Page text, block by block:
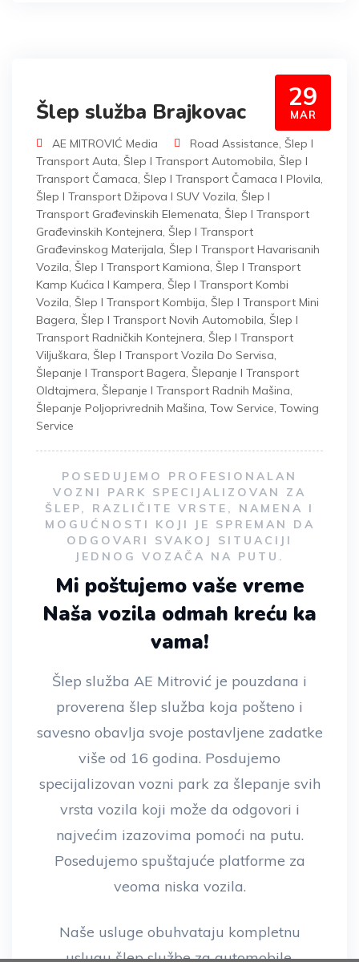
29
MAR
Šlep služba Brajkovac
AE MITROVIĆ Media Road Assistance, Šlep I
Transport Auta, Šlep I Transport Automobila, Šlep I
Transport Čamaca, Šlep I Transport Čamaca I Plovila,
Šlep I Transport Džipova I SUV Vozila, Šlep I
Transport Građevinskih Elemenata, Šlep I Transport
Građevinskih Kontejnera, Šlep I Transport
Građevinskog Materijala, Šlep I Transport Havarisanih
Vozila, Šlep I Transport Kamiona, Šlep I Transport
Kamp Kućica I Kampera, Šlep I Transport Kombi
Vozila, Šlep I Transport Kombija, Šlep I Transport Mini
Bagera, Šlep I Transport Novih Automobila, Šlep I
Transport Radničkih Kontejnera, Šlep I Transport
Viljuškara, Šlep I Transport Vozila Do Servisa,
Šlepanje I Transport Bagera, Šlepanje I Transport
Oldtajmera, Šlepanje I Transport Radnih Mašina,
Šlepanje Poljoprivrednih Mašina, Tow Service, Towing
Service
POSEDUJEMO PROFESIONALAN
VOZNI PARK SPECIJALIZOVAN ZA
ŠLEP, RAZLIČITE VRSTE, NAMENA I
MOGUĆNOSTI KOJI JE SPREMAN DA
ODGOVARI SVAKOJ SITUACIJI
JEDNOG VOZAČA NA PUTU.
Mi poštujemo vaše vreme
Naša vozila odmah kreću ka
vama!
Šlep služba AE Mitrović je pouzdana i
proverena šlep služba koja pošteno i
savesno obavlja svoje postavljene zadatke
više od 16 godina. Posdujemo
specijalizovan vozni park za šlepanje svih
vrsta vozila koji može da odgovori i
najvećim izazovima pomoći na putu.
Posedujemo spuštajuće platforme za
veoma niska vozila.
Naše usluge obuhvataju kompletnu
uslugu šlep službe za automobile,